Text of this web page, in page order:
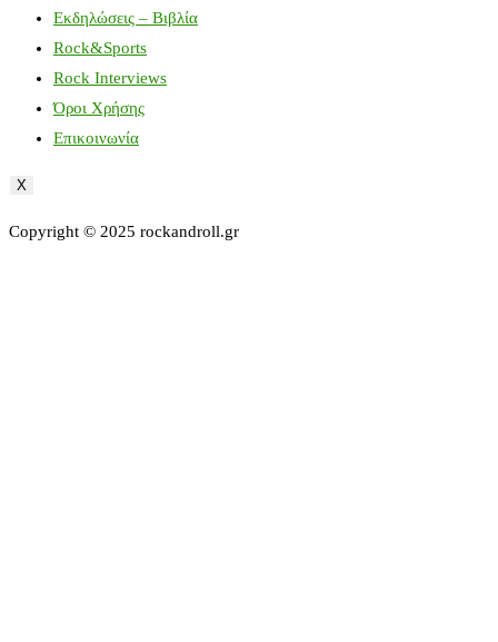
Εκδηλώσεις – Βιβλία
Rock&Sports
Rock Interviews
Όροι Χρήσης
Επικοινωνία
X
Copyright © 2025 rockandroll.gr